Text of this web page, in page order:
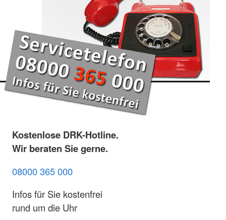
Kostenlose DRK-Hotline.
Wir beraten Sie gerne.
08000 365 000
Infos für Sie kostenfrei
rund um die Uhr